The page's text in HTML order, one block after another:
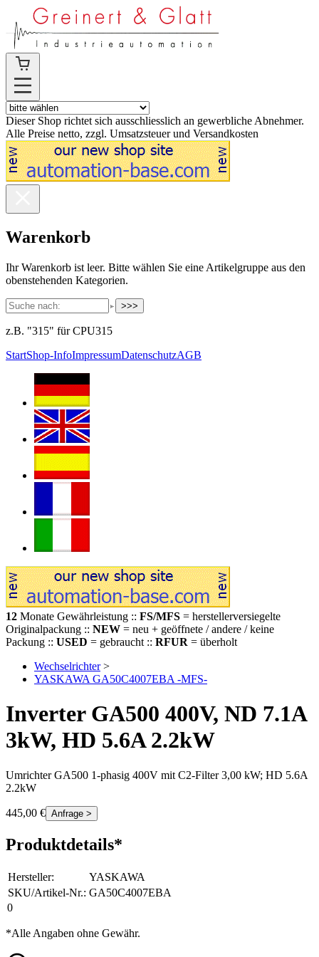
Dieser Shop richtet sich ausschliesslich an gewerbliche Abnehmer.
Alle Preise netto, zzgl. Umsatzsteuer und Versandkosten
Warenkorb
Ihr Warenkorb ist leer. Bitte wählen Sie eine Artikelgruppe aus den
obenstehenden Kategorien.
>>>
z.B. "315" für CPU315
StartShop-InfoImpressumDatenschutzAGB
12 Monate Gewährleistung :: FS/MFS = herstellerversiegelte
Originalpackung :: NEW = neu + geöffnete / andere / keine
Packung :: USED = gebraucht :: RFUR = überholt
Wechselrichter>
YASKAWA GA50C4007EBA -MFS-
Inverter GA500 400V, ND 7.1A
3kW, HD 5.6A 2.2kW
Umrichter GA500 1-phasig 400V mit C2-Filter 3,00 kW; HD 5.6A
2.2kW
445,00 € Anfrage >
Produktdetails*
Hersteller:
YASKAWA
SKU/Artikel-Nr.: GA50C4007EBA
0
*Alle Angaben ohne Gewähr.